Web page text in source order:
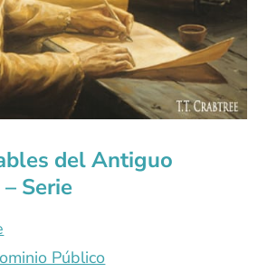
del Antiguo
Serie
Público